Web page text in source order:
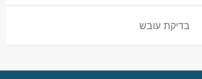
בדיקת עובש